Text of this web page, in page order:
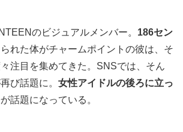
のビジュアルメンバー。 186セン
れた体がチャームポイントの彼は、そ
注目を集めてきた。SNSでは、そん
び話題に。 女性アイドルの後ろに立っ
話題になっている。